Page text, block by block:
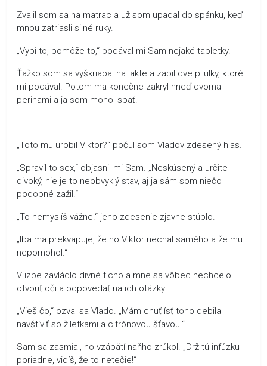
Zvalil som sa na matrac a už som upadal do spánku, keď
mnou zatriasli silné ruky.
„Vypi to, pomôže to,“ podával mi Sam nejaké tabletky.
Ťažko som sa vyškriabal na lakte a zapil dve pilulky, ktoré
mi podával. Potom ma konečne zakryl hneď dvoma
perinami a ja som mohol spať.
„Toto mu urobil Viktor?“ počul som Vladov zdesený hlas.
„Spravil to sex,“ objasnil mi Sam. „Neskúsený a určite
divoký, nie je to neobvyklý stav, aj ja sám som niečo
podobné zažil.“
„To nemyslíš vážne!“ jeho zdesenie zjavne stúplo.
„Iba ma prekvapuje, že ho Viktor nechal samého a že mu
nepomohol.“
V izbe zavládlo divné ticho a mne sa vôbec nechcelo
otvoriť oči a odpovedať na ich otázky.
„Vieš čo,“ ozval sa Vlado. „Mám chuť ísť toho debila
navštíviť so žiletkami a citrónovou šťavou.“
Sam sa zasmial, no vzápätí naňho zrúkol. „Drž tú infúzku
poriadne, vidíš, že to netečie!“